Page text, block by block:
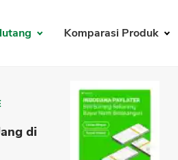
Komparasi Produk
di